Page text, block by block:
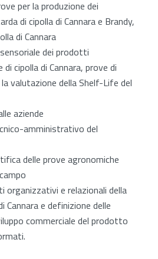
per la produzione dei
di cipolla di Cannara e Brandy,
di Cannara
dei prodotti
cipolla di Cannara, prove di
valutazione della Shelf-Life del
aziende
amministrativo del
delle prove agronomiche
organizzativi e relazionali della
Cannara e definizione delle
commerciale del prodotto